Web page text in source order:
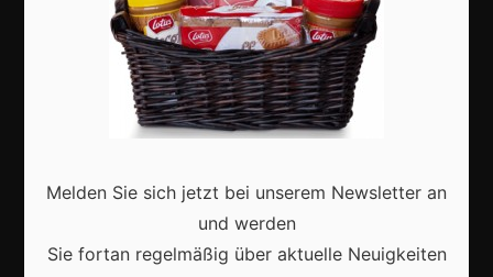
Erfolgsgeschichten
Deutschland
Melden Sie sich jetzt bei unserem Newsletter an
und werden
Sie fortan regelmäßig über aktuelle Neuigkeiten